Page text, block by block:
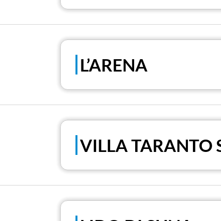
L’ARENA
VILLA TARANTO